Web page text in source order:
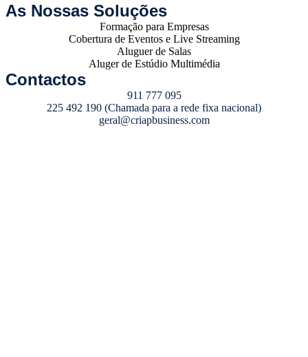
As Nossas Soluções
Formação para Empresas
Cobertura de Eventos e Live Streaming
Aluguer de Salas
Aluger de Estúdio Multimédia
Contactos
911 777 095
225 492 190 (Chamada para a rede fixa nacional)
geral@criapbusiness.com